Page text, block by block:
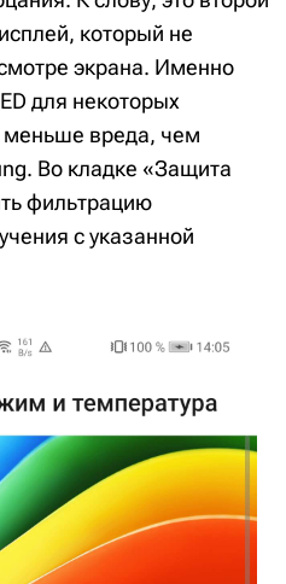
который не
экрана. Именно
для некоторых
меньше вреда, чем
Во кладке «Защита
фильтрацию
с указанной